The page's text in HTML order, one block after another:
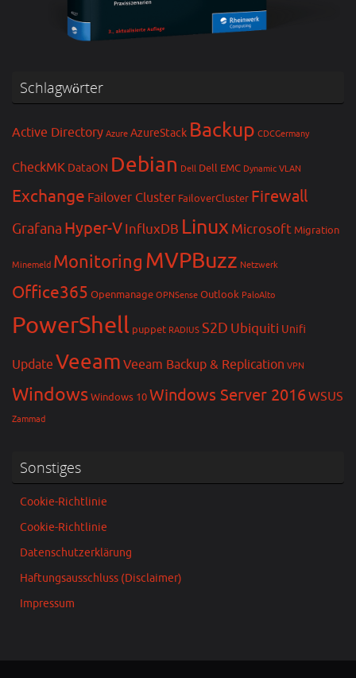
Schlagwörter
Active Directory Azure AzureStack Backup CDCGermany
CheckMK DataON Debian Dell Dell EMC Dynamic VLAN
Exchange Failover Cluster FailoverCluster Firewall
Grafana Hyper-VInfluxDB Linux Microsoft Migration
Minemeld Monitoring MVPBuzz Netzwerk
Office365 Openmanage OPNSense Outlook PaloAlto
PowerShell puppet RADIUS S2D Ubiquiti Unifi
Update Veeam Veeam Backup & Replication VPN
WindowsWindows 10Windows Server 2016WSUS
Zammad
Sonstiges
Cookie-Richtlinie
Cookie-Richtlinie
Datenschutzerklärung
Haftungsausschluss (Disclaimer)
Impressum